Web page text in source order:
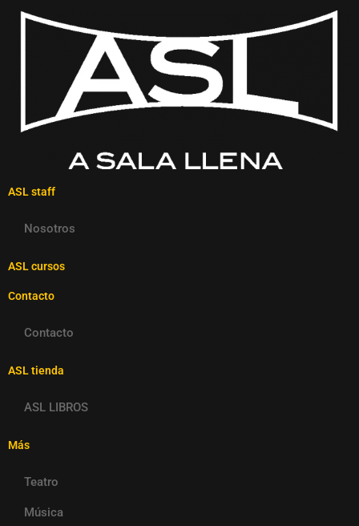
ASL staff
Nosotros
ASL cursos
Contacto
Contacto
ASL tienda
ASL LIBROS
Más
Teatro
Música